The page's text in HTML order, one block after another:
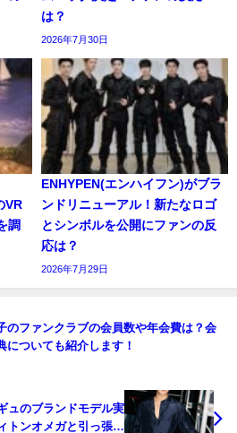
は？
2026年7月30日
VR
調
ENHYPEN(エンハイフン)がブラ
ンドリニューアル！新たなロゴ
とシンボルを公開にファンの反
応は？
2026年7月29日
のファンクラブの会員数や年会費は？会
についても紹介します！
ュのブランドモデル実
トンオメガと引っ張り